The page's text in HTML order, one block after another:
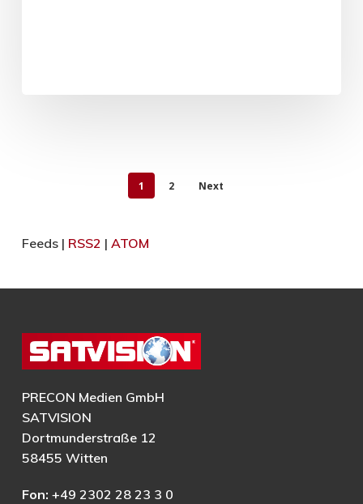
1 2 Next
Feeds | RSS2 | ATOM
PRECON Medien GmbH
SATVISION
Dortmunderstraße 12
58455 Witten
Fon: +49 2302 28 23 3 0